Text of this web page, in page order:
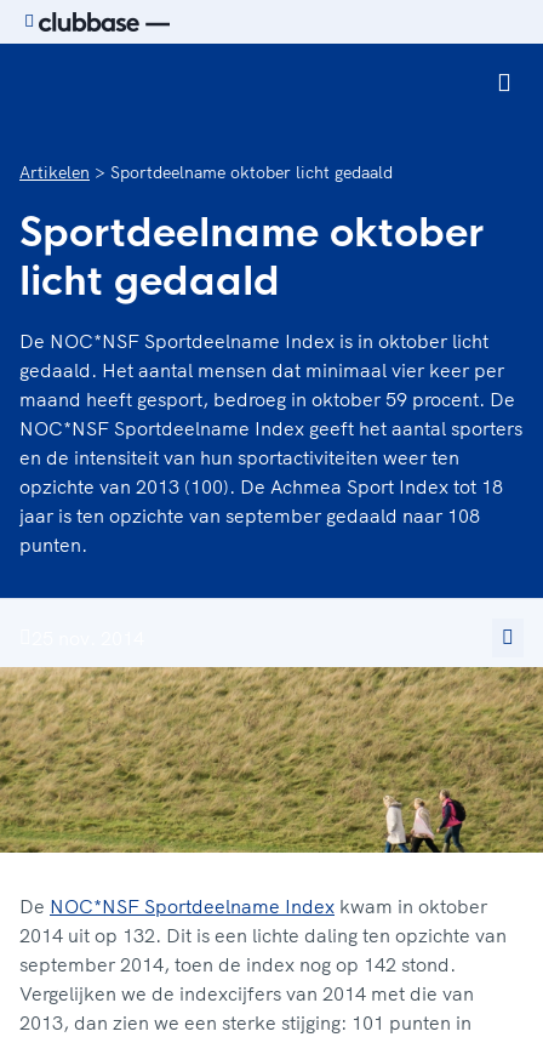
Artikelen Sportdeelname oktober licht gedaald
Sportdeelname oktober
licht gedaald
De NOC*NSF Sportdeelname Index is in oktober licht
gedaald. Het aantal mensen dat minimaal vier keer per
maand heeft gesport, bedroeg in oktober 59 procent. De
NOC*NSF Sportdeelname Index geeft het aantal sporters
en de intensiteit van hun sportactiviteiten weer ten
opzichte van 2013 (100). De Achmea Sport Index tot 18
jaar is ten opzichte van september gedaald naar 108
punten.
De NOC*NSF Sportdeelname Index kwam in oktober
2014 uit op 132. Dit is een lichte daling ten opzichte van
september 2014, toen de index nog op 142 stond.
Vergelijken we de indexcijfers van 2014 met die van
2013, dan zien we een sterke stijging: 101 punten in